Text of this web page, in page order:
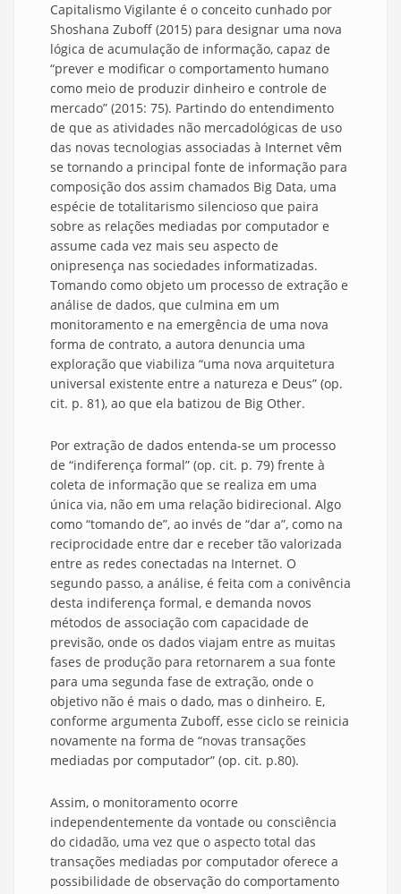
Capitalismo Vigilante é o conceito cunhado por
Shoshana Zuboff (2015) para designar uma nova
lógica de acumulação de informação, capaz de
“prever e modificar o comportamento humano
como meio de produzir dinheiro e controle de
mercado” (2015: 75). Partindo do entendimento
de que as atividades não mercadológicas de uso
das novas tecnologias associadas à Internet vêm
se tornando a principal fonte de informação para
composição dos assim chamados Big Data, uma
espécie de totalitarismo silencioso que paira
sobre as relações mediadas por computador e
assume cada vez mais seu aspecto de
onipresença nas sociedades informatizadas.
Tomando como objeto um processo de extração e
análise de dados, que culmina em um
monitoramento e na emergência de uma nova
forma de contrato, a autora denuncia uma
exploração que viabiliza “uma nova arquitetura
universal existente entre a natureza e Deus” (op.
cit. p. 81), ao que ela batizou de Big Other.
Por extração de dados entenda-se um processo
de “indiferença formal” (op. cit. p. 79) frente à
coleta de informação que se realiza em uma
única via, não em uma relação bidirecional. Algo
como “tomando de”, ao invés de “dar a”, como na
reciprocidade entre dar e receber tão valorizada
entre as redes conectadas na Internet. O
segundo passo, a análise, é feita com a conivência
desta indiferença formal, e demanda novos
métodos de associação com capacidade de
previsão, onde os dados viajam entre as muitas
fases de produção para retornarem a sua fonte
para uma segunda fase de extração, onde o
objetivo não é mais o dado, mas o dinheiro. E,
conforme argumenta Zuboff, esse ciclo se reinicia
novamente na forma de “novas transações
mediadas por computador” (op. cit. p.80).
Assim, o monitoramento ocorre
independentemente da vontade ou consciência
do cidadão, uma vez que o aspecto total das
transações mediadas por computador oferece a
possibilidade de observação do comportamento